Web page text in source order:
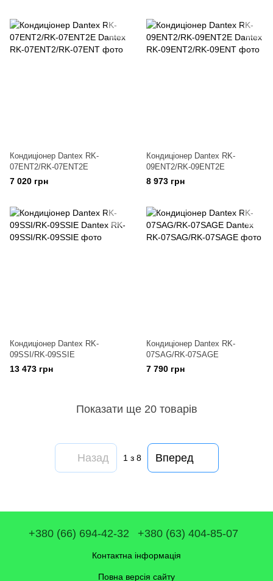
Кондиціонер Dantex RK-
07ENT2/RK-07ENT2E
7 020 грн
Кондиціонер Dantex RK-
09ENT2/RK-09ENT2E
8 973 грн
Кондиціонер Dantex RK-
09SSI/RK-09SSIE
13 473 грн
Кондиціонер Dantex RK-
07SAG/RK-07SAGE
7 790 грн
Показати ще 20 товарів
Назад 1 з 8 Вперед
+380 (66) 694-42-32 +380 (63) 404-85-07
Контактна інформація
Повна версія сайту